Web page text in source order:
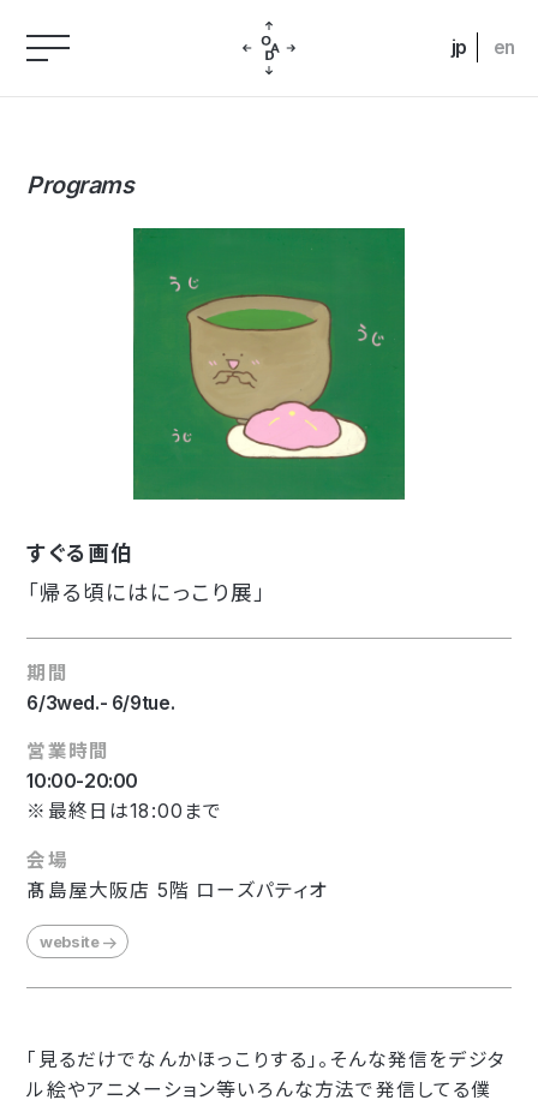
jp en
Programs
すぐる画伯
「帰る頃にはにっこり展」
期間
6/3wed.- 6/9tue.
営業時間
10:00-20:00
※最終日は18:00まで
会場
髙島屋大阪店 5階 ローズパティオ
website
「見るだけでなんかほっこりする」。そんな発信をデジタ
ル絵やアニメーション等いろんな方法で発信してる僕